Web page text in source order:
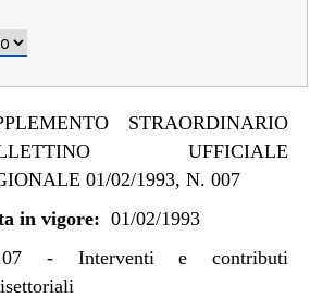
STRAORDINARIO
UFFICIALE
01/02/1993, N. 007
in vigore: 01/02/1993
- Interventi e contributi